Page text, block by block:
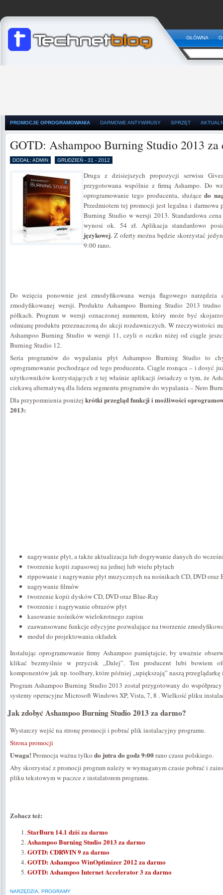
GŁÓWNA
PROMOCJE OPROGRAMOWANIA DARMOWE ANTYWIRUSY SPRZĘT
GOTD: Ashampoo Burning Studio 2013 za
DODAŁ: ADMIN GRUDZIEŃ - 31 - 2012
Druga z dzisiejszych propozycji serwisu
przygotowana wspólnie z firmą Ashampo. Do
oprogramowanie tego producenta, służącedo
Przedmiotem tej promocji jest legalna i darmowa
Burning Studio w wersji 2013. Standardowa
wynosi ok. 54 zł. Aplikacja standardowo
językowej. Z oferty można będzie skorzystać
9:00 rano.
Do wzięcia ponownie jest zmodyfikowana wersja flagowego
zmodyfikowanej wersji. Produktu Ashampoo Burning Studio 2013
półkach. Program w wersji oznaczonej numerem, który może być
odmianę produktu przeznaczoną do akcji rozdawniczych. W rzeczywistości
Ashampoo Burning Studio w wersji 11, czyli o oczko niżej od ciągle
Burning Studio 12.
Seria programów do wypalania płyt Ashampoo Burning Studio to
oprogramowanie pochodzące od tego producenta. Ciągle rosnąca – i dosyć
użytkowników korzystających z tej właśnie aplikacji świadczy o tym, że
ciekawą alternatywą dla lidera segmentu programów do wypalania – Nero
Dla przypomnienia poniżej krótki przegląd funkcji i możliwości
2013:
nagrywanie płyt, a także aktualizacja lub dogrywanie danych do
tworzenie kopii zapasowej na jednej lub wielu płytach
rippowanie i nagrywanie płyt muzycznych na nośnikach CD, DVD oraz
nagrywanie filmów
tworzenie kopii dysków CD, DVD oraz Blue-Ray
tworzenie i nagrywanie obrazów płyt
kasowanie nośników wielokrotnego zapisu
zaawansowane funkcje edycyjne pozwalające na tworzenie
moduł do projektowania okładek
Instalując oprogramowanie firmy Ashampoo pamiętajcie, by uważnie
klikać bezmyślnie w przycisk „Dalej”. Ten producent lubi bowiem
komponentów jak np. toolbary, które później „upiększają” naszą przeglądarkę
Program Ashampoo Burning Studio 2013 został przygotowany do
systemy operacyjne Microsoft Windows XP, Vista, 7, 8 . Wielkość pliku
Jak zdobyć Ashampoo Burning Studio 2013 za darmo?
Wystarczy wejść na stronę promocji i pobrać plik instalacyjny programu.
Strona promocji
Uwaga!Promocja ważna tylko do jutra do godz 9:00rano czasu polskiego.
Aby skorzystać z promocji program należy w wymaganym czasie pobrać i
pliku tekstowym w paczce z instalatorem programu.
Zobacz też:
StarBurn 14.1 dziś za darmo
Ashampoo Burning Studio 2013 za darmo
GOTD: CDRWIN 9 za darmo
GOTD: Ashampoo WinOptimizer 2012 za darmo
GOTD: Ashampoo Internet Accelerator 3 za darmo
NARZĘDZIA PROGRAMY